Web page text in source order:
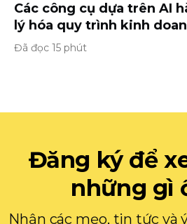
Các công cụ dựa trên AI
lý hóa quy trình kinh
Đã đọc 15 phút
Đăng ký để
những gì
Nhận các mẹo, tin tức và